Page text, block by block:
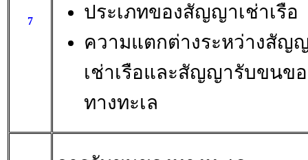
7
ประเภทของสัญญาเช่าเรือ
ความแตกต่างระหว่างสัญ
เช่าเรือและสัญญารับขนข
ทางทะเล